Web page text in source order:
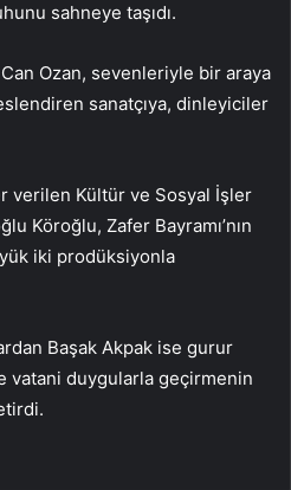
sahneye taşıdı.
Can Ozan, sevenleriyle bir araya
sanatçıya, dinleyiciler
verilen Kültür ve Sosyal İşler
Köroğlu, Zafer Bayramı’nın
iki prodüksiyonla
Başak Akpak ise gurur
vatani duygularla geçirmenin